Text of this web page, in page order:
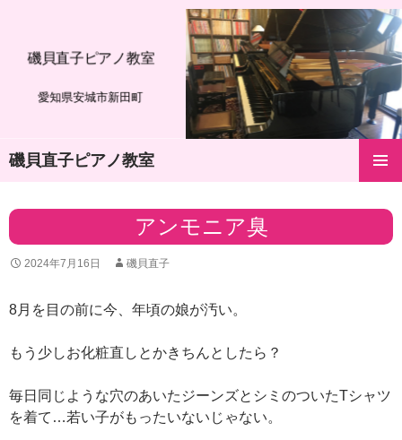
愛知県安城市新田町
磯貝直子ピアノ教室
磯貝直子ピアノ教室
テ
へ
キ
プ
アンモニア臭
2024年7月16日 磯貝直子
8月を目の前に今、年頃の娘が汚い。
もう少しお化粧直しとかきちんとしたら？
毎日同じような穴のあいたジーンズとシミのついたTシャツ
を着て…若い子がもったいないじゃない。